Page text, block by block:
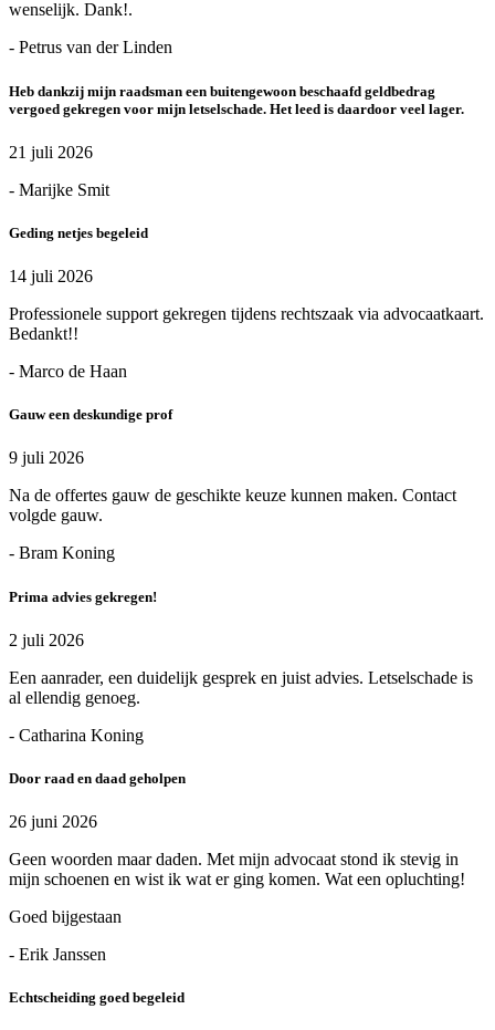
wenselijk. Dank!.
- Petrus van der Linden
Heb dankzij mijn raadsman een buitengewoon beschaafd geldbedrag
vergoed gekregen voor mijn letselschade. Het leed is daardoor veel lager.
21 juli 2026
- Marijke Smit
Geding netjes begeleid
14 juli 2026
Professionele support gekregen tijdens rechtszaak via advocaatkaart.
Bedankt!!
- Marco de Haan
Gauw een deskundige prof
9 juli 2026
Na de offertes gauw de geschikte keuze kunnen maken. Contact
volgde gauw.
- Bram Koning
Prima advies gekregen!
2 juli 2026
Een aanrader, een duidelijk gesprek en juist advies. Letselschade is
al ellendig genoeg.
- Catharina Koning
Door raad en daad geholpen
26 juni 2026
Geen woorden maar daden. Met mijn advocaat stond ik stevig in
mijn schoenen en wist ik wat er ging komen. Wat een opluchting!
Goed bijgestaan
- Erik Janssen
Echtscheiding goed begeleid